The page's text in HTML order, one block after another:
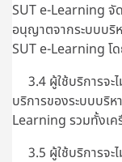
SUT e-Learning จั
อนุญาตจากระบบบริ
SUT e-Learning โ
3.4 ผู้ใช้บริการจะ
บริการของระบบบริห
Learning รวมทั้งเค
3.5 ผู้ใช้บริการจะ